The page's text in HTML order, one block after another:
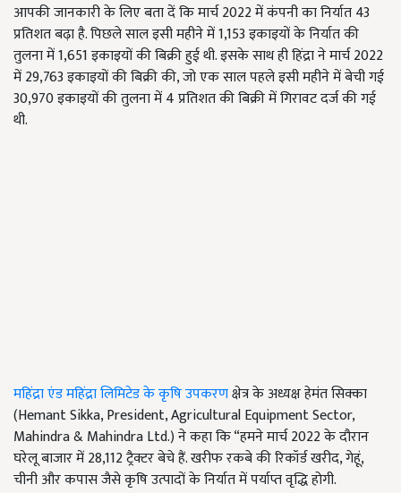
आपकी जानकारी के लिए बता दें कि मार्च 2022 में कंपनी का निर्यात 43
प्रतिशत बढ़ा है. पिछले साल इसी महीने में 1,153 इकाइयों के निर्यात की
तुलना में 1,651 इकाइयों की बिक्री हुई थी. इसके साथ ही हिंद्रा ने मार्च 2022
में 29,763 इकाइयों की बिक्री की, जो एक साल पहले इसी महीने में बेची गई
30,970 इकाइयों की तुलना में 4 प्रतिशत की बिक्री में गिरावट दर्ज की गई
थी.
महिंद्रा एंड महिंद्रा लिमिटेड के कृषि उपकरणक्षेत्र के अध्यक्ष हेमंत सिक्का
(Hemant Sikka, President, Agricultural Equipment Sector,
Mahindra & Mahindra Ltd.) ने कहा कि “हमने मार्च 2022 के दौरान
घरेलू बाजार में 28,112 ट्रैक्टर बेचे हैं. खरीफ रकबे की रिकॉर्ड खरीद, गेहूं,
चीनी और कपास जैसे कृषि उत्पादों के निर्यात में पर्याप्त वृद्धि होगी.